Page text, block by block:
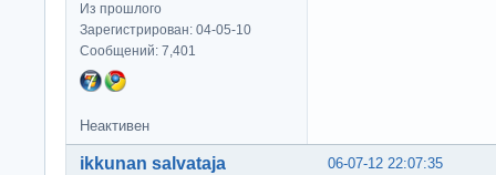
Из прошлого
Зарегистрирован: 04-05-10
Сообщений: 7,401
Неактивен
06-07-12 22:07:35
ikkunan salvataja